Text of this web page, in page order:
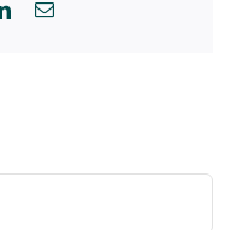
LinkedInEmail